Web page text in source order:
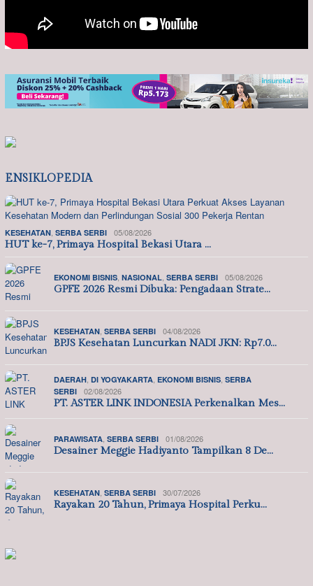
ENSIKLOPEDIA
KESEHATAN SERBA SERBI 05/08/2026
HUT ke-7, Primaya Hospital Bekasi Utara …
EKONOMI BISNIS NASIONAL SERBA SERBI 05/08/2026
GPFE 2026 Resmi Dibuka: Pengadaan Strate…
KESEHATAN SERBA SERBI 04/08/2026
BPJS Kesehatan Luncurkan NADI JKN: Rp7.0…
DAERAH DI YOGYAKARTA EKONOMI BISNIS SERBA
SERBI
02/08/2026
PT. ASTER LINK INDONESIA Perkenalkan Mes…
PARAWISATA SERBA SERBI 01/08/2026
Desainer Meggie Hadiyanto Tampilkan 8 De…
KESEHATAN SERBA SERBI 30/07/2026
Rayakan 20 Tahun, Primaya Hospital Perku…